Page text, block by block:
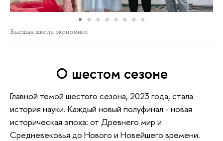
Высшая школа экономики
О шестом сезоне
Главной темой шестого сезона, 2023 года, стала
история науки. Каждый новый полуфинал - новая
историческая эпоха: от Древнего мир и
Средневековья до Нового и Новейшего времени.